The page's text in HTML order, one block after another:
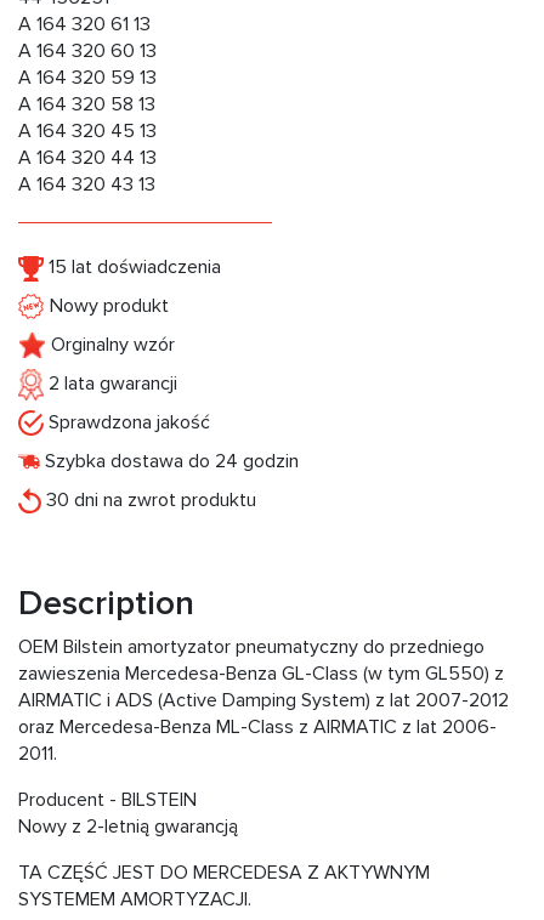
A 164 320 61 13
A 164 320 60 13
A 164 320 59 13
A 164 320 58 13
A 164 320 45 13
A 164 320 44 13
A 164 320 43 13
15 lat doświadczenia
Nowy produkt
Orginalny wzór
2 lata gwarancji
Sprawdzona jakość
Szybka dostawa do 24 godzin
30 dni na zwrot produktu
Description
OEM Bilstein amortyzator pneumatyczny do przedniego
zawieszenia Mercedesa-Benza GL-Class (w tym GL550) z
AIRMATIC i ADS (Active Damping System) z lat 2007-2012
oraz Mercedesa-Benza ML-Class z AIRMATIC z lat 2006-
2011.
Producent - BILSTEIN
Nowy z 2-letnią gwarancją
TA CZĘŚĆ JEST DO MERCEDESA Z AKTYWNYM
SYSTEMEM AMORTYZACJI.